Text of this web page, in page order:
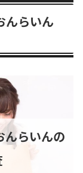
んらいん
んらいんの